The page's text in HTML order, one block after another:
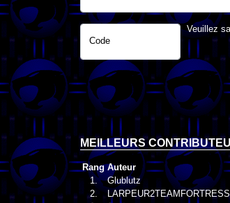
Code
Veuillez
MEILLEURS
Rang Auteur
1.
Glublutz
2.